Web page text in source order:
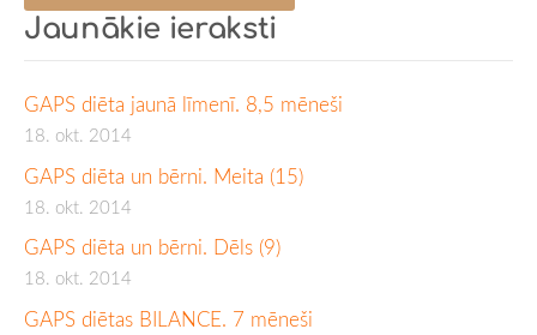
Jaunākie ieraksti
GAPS diēta jaunā līmenī. 8,5 mēneši
18. okt. 2014
GAPS diēta un bērni. Meita (15)
18. okt. 2014
GAPS diēta un bērni. Dēls (9)
18. okt. 2014
GAPS diētas BILANCE. 7 mēneši